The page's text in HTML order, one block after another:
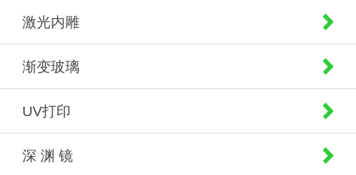
激光内雕
渐变玻璃
UV打印
深 渊 镜